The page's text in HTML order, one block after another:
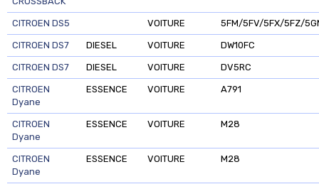
CITROEN DS5 VOITURE 5FM/5FV/5FX/5FZ/
CITROEN DS7 DIESEL VOITURE DW10FC
CITROEN DS7 DIESEL VOITURE DV5RC
CITROEN
Dyane
ESSENCE VOITURE A791
CITROEN
Dyane
ESSENCE VOITURE M28
CITROEN
Dyane
ESSENCE VOITURE M28